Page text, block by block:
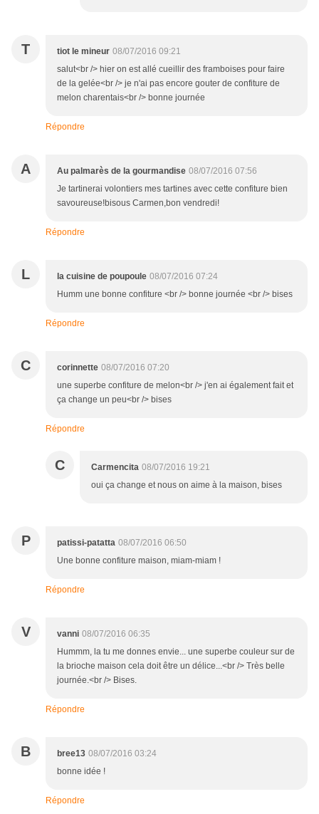
T tiot le mineur 08/07/2016 09:21
salut<br /> hier on est allé cueillir des framboises pour faire
de la gelée<br /> je n'ai pas encore gouter de confiture de
melon charentais<br /> bonne journée
Répondre
A Au palmarès de la gourmandise 08/07/2016 07:56
Je tartinerai volontiers mes tartines avec cette confiture bien
savoureuse!bisous Carmen,bon vendredi!
Répondre
L la cuisine de poupoule 08/07/2016 07:24
Humm une bonne confiture <br /> bonne journée <br /> bises
Répondre
C corinnette 08/07/2016 07:20
une superbe confiture de melon<br /> j'en ai également fait et
ça change un peu<br /> bises
Répondre
C Carmencita 08/07/2016 19:21
oui ça change et nous on aime à la maison, bises
P patissi-patatta 08/07/2016 06:50
Une bonne confiture maison, miam-miam !
Répondre
V vanni 08/07/2016 06:35
Hummm, la tu me donnes envie... une superbe couleur sur de
la brioche maison cela doit être un délice...<br /> Très belle
journée.<br /> Bises.
Répondre
B bree13 08/07/2016 03:24
bonne idée !
Répondre